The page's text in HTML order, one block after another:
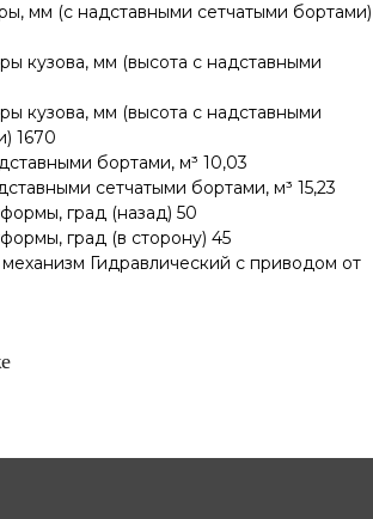
мм (с надставными сетчатыми бортами)
кузова, мм (высота с надставными
кузова, мм (высота с надставными
1670
бортами, м³ 10,03
сетчатыми бортами, м³ 15,23
град (назад) 50
град (в сторону) 45
Гидравлический с приводом от